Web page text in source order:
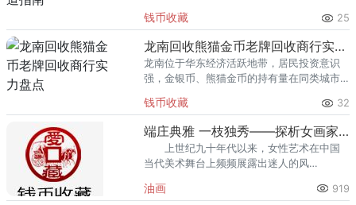
熊猫金币的需求就明显升温，但鱼龙混杂的
回收渠道里，能精准识别版别溢
钱币收藏 25
龙南回收熊猫金币老牌回收商行实力盘点
龙南位于华东经济活跃地带，居民投资意识
强，金银币、熊猫金币的持有量在同类城市
熊猫金币的需求就明显升温，但鱼龙混杂的
回收渠道里，能精准识别版别溢
钱币收藏 32
端庄典雅 一枝独秀——探析女画家余知辛的艺术特色
上世纪九十年代以来，女性艺术在中国
当代美术舞台上频频展露出迷人的风
丰收的季节。
油画 919